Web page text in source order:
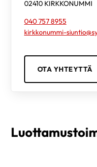
02410 KIRKKONUMMI
040 757 8955
kirkkonummi-
OTA YHTEYTTÄ